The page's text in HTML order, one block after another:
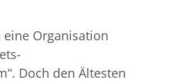
eine Organisation
Doch den Ältesten